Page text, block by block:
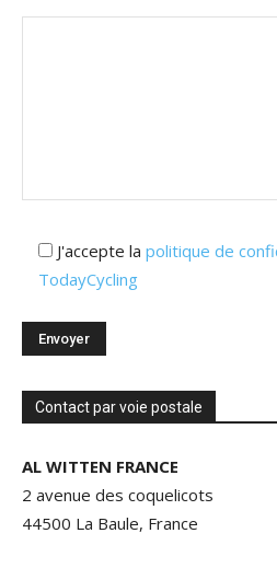
J'accepte la politique de
TodayCycling
Contact par voie postale
AL WITTEN FRANCE
2 avenue des coquelicots
44500 La Baule, France